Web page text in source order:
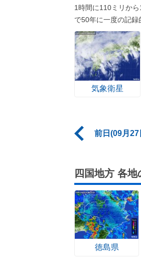
1時間に110ミリか
で50年に一度の記録
気象衛星
前日(09月27
四国地方 各
徳島県